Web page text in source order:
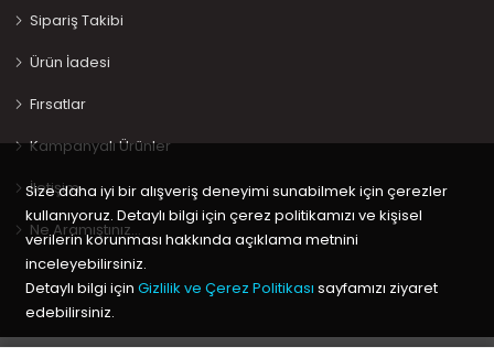
Sipariş Takibi
Ürün İadesi
Fırsatlar
Kampanyalı Ürünler
İletişim
Ne Aramıştınız…
Size daha iyi bir alışveriş deneyimi sunabilmek için çerezler
kullanıyoruz. Detaylı bilgi için çerez politikamızı ve kişisel
verilerin korunması hakkında açıklama metnini
inceleyebilirsiniz.
Detaylı bilgi için Gizlilik ve Çerez Politikası sayfamızı ziyaret
edebilirsiniz.